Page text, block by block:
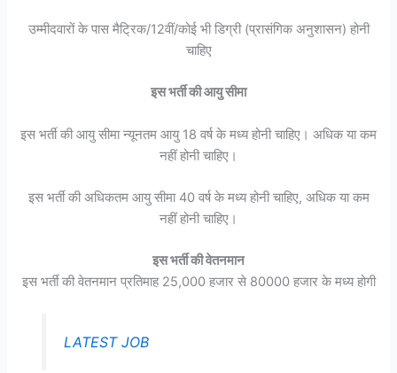
उम्मीदवारों के पास मैट्रिक/12वीं/कोई भी डिग्री (प्रासंगिक अनुशासन) होनी
चाहिए
इस भर्ती की आयु सीमा
इस भर्ती की आयु सीमा न्यूनतम आयु 18 वर्ष के मध्य होनी चाहिए। अधिक या कम
नहीं होनी चाहिए।
इस भर्ती की अधिकतम आयु सीमा 40 वर्ष के मध्य होनी चाहिए, अधिक या कम
नहीं होनी चाहिए।
इस भर्ती की वेतनमान
इस भर्ती की वेतनमान प्रतिमाह 25,000 हजार से 80000 हजार के मध्य होगी
LATEST JOB